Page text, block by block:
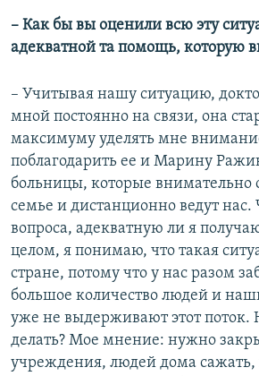
– Как бы вы оценили всю эту
адекватной та помощь, которую
– Учитывая нашу ситуацию,
мной постоянно на связи, она
максимуму уделять мне
поблагодарить ее и Марину
больницы, которые внимательно
семье и дистанционно ведут нас.
вопроса, адекватную ли я
целом, я понимаю, что такая
стране, потому что у нас разом
большое количество людей и
уже не выдерживают этот поток.
делать? Мое мнение: нужно
учреждения, людей дома сажать,